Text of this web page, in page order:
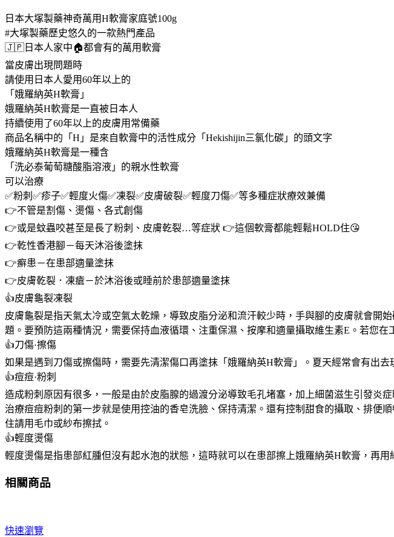
製
藥
神
奇
萬
用
H
軟
膏
家
庭
號
100g
數
量
日本大塚製藥神奇萬用H軟膏家庭號100g
#大塚製藥歷史悠久的一款熱門產品
🇯🇵日本人家中🏠都會有的萬用軟膏
當皮膚出現問題時
請使用日本人愛用60年以上的
「娥羅納英H軟膏」
娥羅納英H軟膏是一直被日本人
持續使用了60年以上的皮膚用常備藥
商品名稱中的「H」是來自軟膏中的活性成分「Hekishijin三氯化碳」的頭文字
娥羅納英H軟膏是一種含
「洗必泰葡萄糖酸脂溶液」的親水性軟膏
可以治療
✅粉刺✅疹子✅輕度火傷✅凍裂✅皮膚破裂✅輕度刀傷✅等多種症狀療效兼備
👉不管是割傷、燙傷、各式創傷
👉或是蚊蟲咬甚至是長了粉刺、皮膚乾裂…等症狀 👉這個軟膏都能輕鬆HOLD住😘
👉乾性香港腳－每天沐浴後塗抹
👉癬患－在患部適量塗抹
👉皮膚乾裂．凍瘡－於沐浴後或睡前於患部適量塗抹
👍皮膚龜裂凍裂
皮膚龜裂是指天氣太冷或空氣太乾燥，導致皮脂分泌和流汗較少時，手與腳的皮膚就會開
題。要預防這兩種情況，需要保持血液循環、注重保濕、按摩和適量攝取維生素E。若您
👍刀傷·擦傷
如果是遇到刀傷或擦傷時，需要先清潔傷口再塗抹「娥羅納英H軟膏」。夏天經常會有出
👍痘痘·粉刺
造成粉刺原因有很多，一般是由於皮脂腺的過渡分泌導致毛孔堵塞，加上細菌滋生引發炎
治療痘痘粉刺的第一步就是使用控油的香皂洗臉、保持清潔。還有控制甜食的攝取、排便
住請用毛巾或紗布擦拭。
👍輕度燙傷
輕度燙傷是指患部紅腫但沒有起水泡的狀態，這時就可以在患部擦上娥羅納英H軟膏，再用
相關商品
快速瀏覽